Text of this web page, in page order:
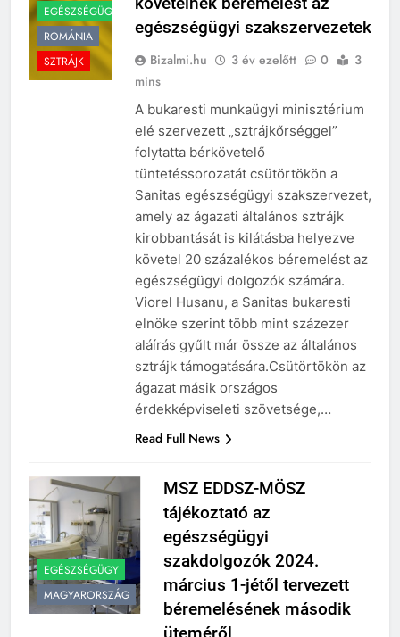
EGÉSZSÉGÜGY
ROMÁNIA
SZTRÁJK
követelnek béremelést az
egészségügyi szakszervezetek
Bizalmi.hu
A bukaresti munkaügyi minisztérium
elé szervezett „sztrájkőrséggel”
folytatta bérkövetelő
tüntetéssorozatát csütörtökön a
Sanitas egészségügyi szakszervezet,
amely az ágazati általános sztrájk
kirobbantását is kilátásba helyezve
követel 20 százalékos béremelést az
egészségügyi dolgozók számára.
Viorel Husanu, a Sanitas bukaresti
elnöke szerint több mint százezer
aláírás gyűlt már össze az általános
sztrájk támogatására.Csütörtökön az
ágazat másik országos
EGÉSZSÉGÜGY
MAGYARORSZÁG
MSZ EDDSZ-MÖSZ
tájékoztató az
egészségügyi
szakdolgozók 2024.
március 1-jétől tervezett
béremelésének második